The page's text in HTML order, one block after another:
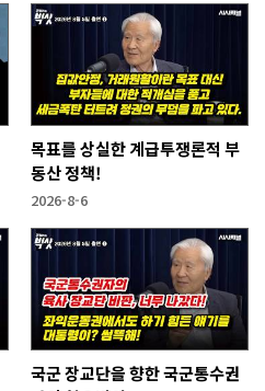
목표를 상실한 계급투쟁론적 부
동산 정책!
2026-8-6
국군 장교단을 향한 국군통수권